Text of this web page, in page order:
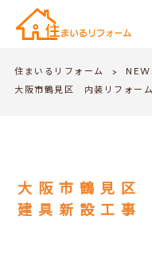
住まいるリフォーム >
大阪市鶴見区 内装リフォー
大阪市鶴見
建具新設工事